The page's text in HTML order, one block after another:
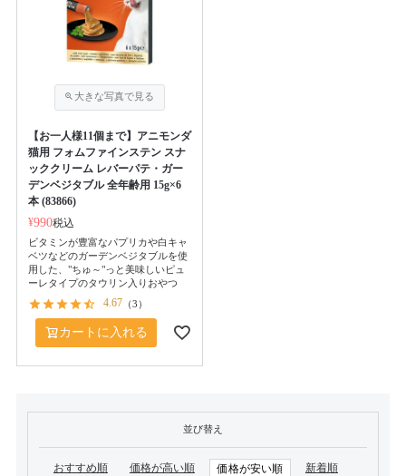
【お一人様11個まで】アニモンダ
猫用 フォムファインステン スナ
ッククリーム レバーパテ・ガー
デンベジタブル 全年齢用 15g×6
本 (83866)
¥990税込
ビタミンが豊富なパプリカや白キャ
ベツなどのガーデンベジタブルを使
用した、"ちゅ～"っと美味しいピュ
ーレタイプのタウリン入りおやつ
4.67 （3 ）
カートに入れる
並び替え
おすすめ順 価格が高い順 価格が安い順 新着順